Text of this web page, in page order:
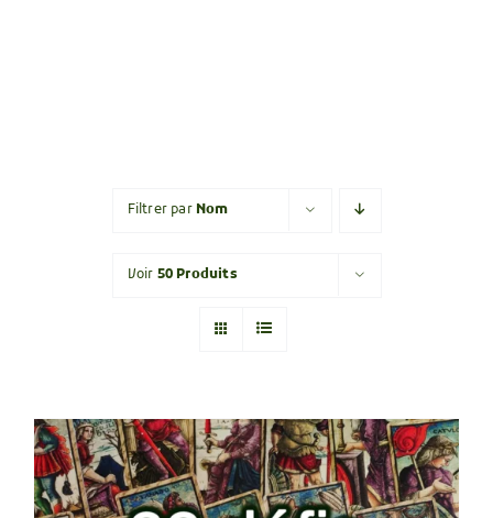
Filtrer par Nom
Voir 50 Produits